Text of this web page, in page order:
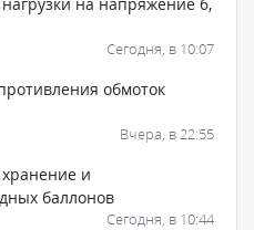
Сегодня, в 10:07
обмоток
Вчера, в 22:55
и
баллонов
Сегодня, в 10:44